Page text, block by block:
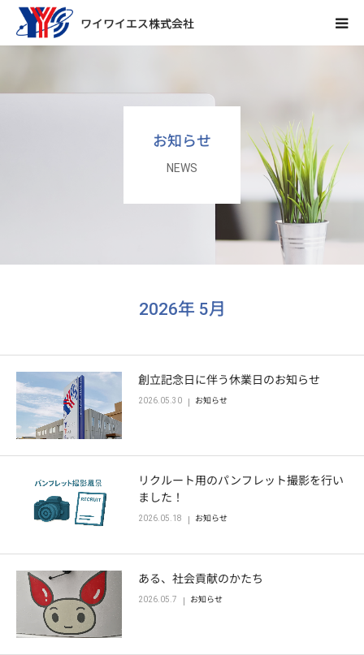
お知らせ
NEWS
2026年 5月
創立記念日に伴う休業日のお知らせ
2026.05.30 お知らせ
リクルート用のパンフレット撮影を行い
ました！
2026.05.18 お知らせ
ある、社会貢献のかたち
2026.05.7 お知らせ
エントリーフォーム